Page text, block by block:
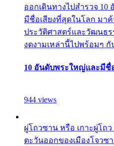
ออกเดินทางไปสำรวจ
มีชื่อเสียงที่สุดในโลก มา
ประวัติศาสตร์และวัฒนธ
งดงามเหล่านี้ไปพร้อมๆ กั
10 อันดับพระใหญ่และมีชื่
944 views
ผู่โถวซาน หรือ เกาะผู่โถ
ตะวันออกของเมืองโจวซ